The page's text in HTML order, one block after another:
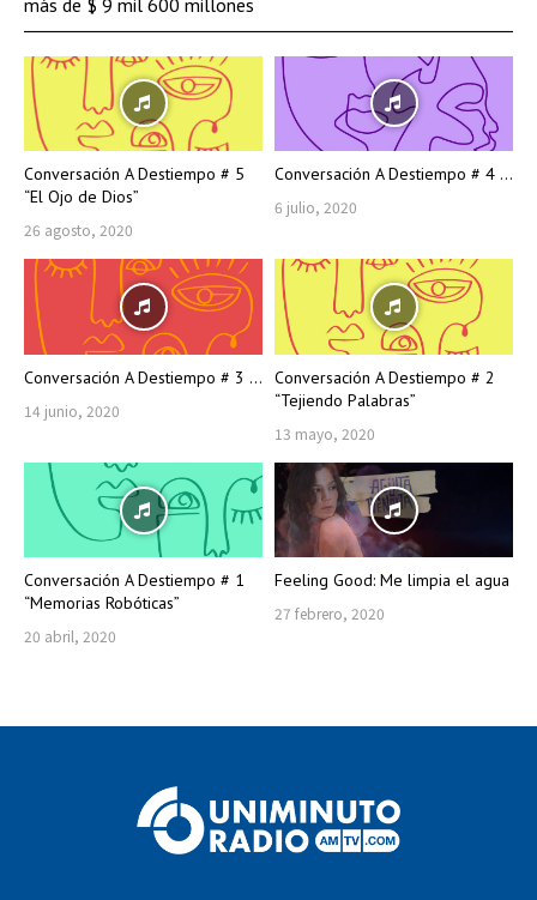
Conversación A Destiempo # 5
“El Ojo de Dios”
26 agosto, 2020
Conversación A Destiempo # 4 ...
6 julio, 2020
Conversación A Destiempo # 3 ...
14 junio, 2020
Conversación A Destiempo # 2
“Tejiendo Palabras”
13 mayo, 2020
Conversación A Destiempo # 1
“Memorias Robóticas”
20 abril, 2020
Feeling Good: Me limpia el agua
27 febrero, 2020